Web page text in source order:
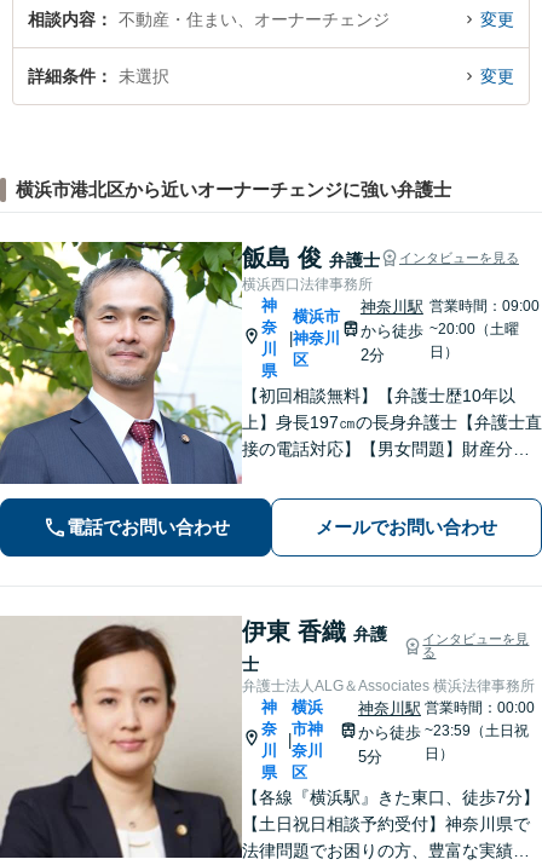
相談内容 不動産・住まい、オーナーチェンジ 変更
詳細条件 未選択 変更
横浜市港北区から近いオーナーチェンジに強い弁護士
飯島 俊 弁護士 インタビューを見る
横浜西口法律事務所
神
奈
川
県
横浜市
神奈川
区
神奈川駅
から徒歩
2分
営業時間：09:00
~20:00（土曜
日）
【初回相談無料】【弁護士歴10年以
上】身長197㎝の長身弁護士【弁護士直
接の電話対応】【男女問題】財産分与
最適な債務整理をご提案【刑事事件】
交渉に強い！即日接見に努めます【夜
間・休日面談】【完全個室】【横浜駅7
分】
電話でお問い合わせ メールでお問い合わせ
伊東 香織 弁護
士
インタビューを見
る
弁護士法人ALG＆Associates 横浜法律事務所
神
奈
川
県
横浜
市神
奈川
区
神奈川駅
から徒歩
5分
営業時間：00:00
~23:59（土日祝
日）
【各線『横浜駅』きた東口、徒歩7分】
【土日祝日相談予約受付】神奈川県で
法律問題でお困りの方、豊富な実績と